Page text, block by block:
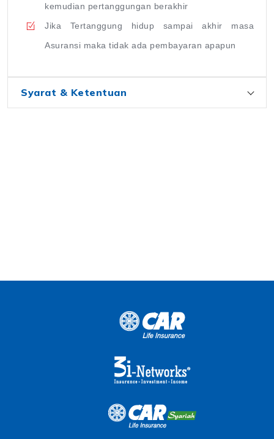
kemudian pertanggungan berakhir
Jika Tertanggung hidup sampai akhir masa
Asuransi maka tidak ada pembayaran apapun
Syarat & Ketentuan